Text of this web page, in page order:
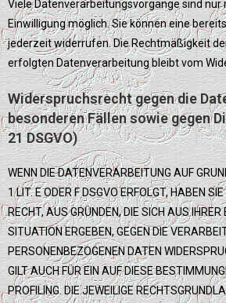
Viele Datenverarbeitungsvorgänge sind nur
Einwilligung möglich. Sie können eine
jederzeit widerrufen. Die Rechtmäßigkeit
erfolgten Datenverarbeitung bleibt vom
Widerspruchsrecht gegen die
besonderen Fällen sowie gegen
21 DSGVO)
WENN DIE DATENVERARBEITUNG AUF
1 LIT. E ODER F DSGVO ERFOLGT, HABEN
RECHT, AUS GRÜNDEN, DIE SICH AUS IHRER
SITUATION ERGEBEN, GEGEN DIE
PERSONENBEZOGENEN DATEN
GILT AUCH FÜR EIN AUF DIESE
PROFILING. DIE JEWEILIGE